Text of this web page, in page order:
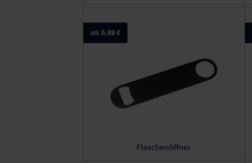
ab 5,88 €
Flaschenöffner